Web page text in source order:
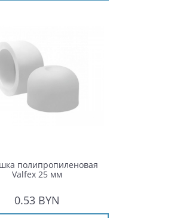
полипропиленовая
Valfex 25 мм
0.53 BYN